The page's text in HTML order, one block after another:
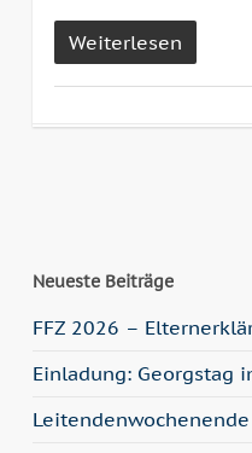
Weiterlesen
Neueste Beiträge
FFZ 2026 –
Einladung: Georgstag